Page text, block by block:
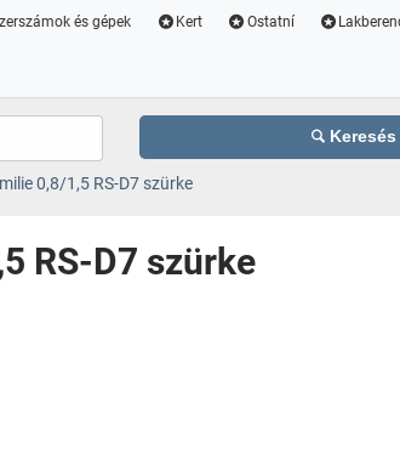
és gépek Kert Ostatní
Keresés
0,8/1,5 RS-D7 szürke
RS-D7 szürke